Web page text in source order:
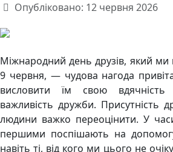
Опубліковано: 12 червня 2026
Міжнародний день друзів, який ми
9 червня, — чудова нагода
висловити їм свою
важливість дружби. Присутність
людини важко переоцінити. У
першими поспішають на
навіть ті, від кого ми цього не